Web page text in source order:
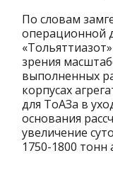
По словам
операционной
зрения
выполненных
корпусах
для ТоАЗа в
основания
увеличение
1750-1800 тонн